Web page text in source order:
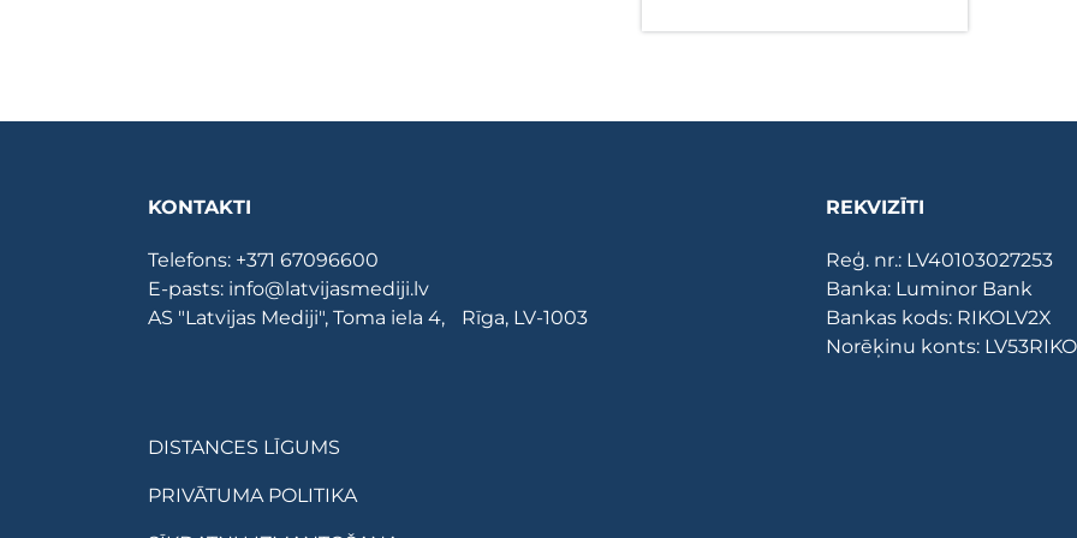
KONTAKTI
Telefons: +371 67096600
E-pasts: info@latvijasmediji.lv
AS "Latvijas Mediji", Toma iela 4, Rīga, LV-1003
REKVIZĪTI
Reģ. nr.: LV40103027253
Banka: Luminor Bank
Bankas kods: RIKOLV2X
Norēķinu konts:
DISTANCES LĪGUMS
PRIVĀTUMA POLITIKA